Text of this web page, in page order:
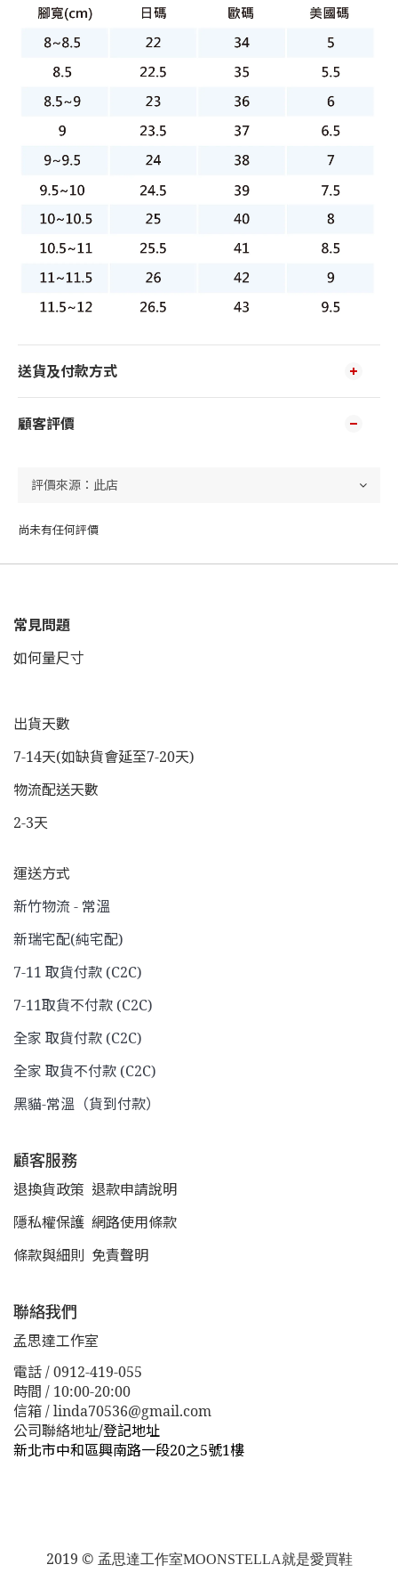
送貨及付款方式
顧客評價
尚未有任何評價
常見問題
如何量尺寸
出貨天數
7-14天(如缺貨會延至7-20天)
物流配送天數
2-3天
運送方式
新竹物流 - 常溫
新瑞宅配(純宅配)
7-11 取貨付款 (C2C)
7-11取貨不付款 (C2C)
全家 取貨付款 (C2C)
全家 取貨不付款 (C2C)
黑貓-常溫（貨到付款）
顧客服務
退換貨政策 退款申請說明
隱私權保護 網路使用條款
條款與細則 免責聲明
聯絡我們
孟思達工作室
電話 / 0912-419-055
時間 / 10:00-20:00
信箱 / linda70536@gmail.com
公司聯絡地址/登記地址
新北市中和區興南路一段20之5號1樓
2019 © 孟思達工作室MOONSTELLA就是愛買鞋